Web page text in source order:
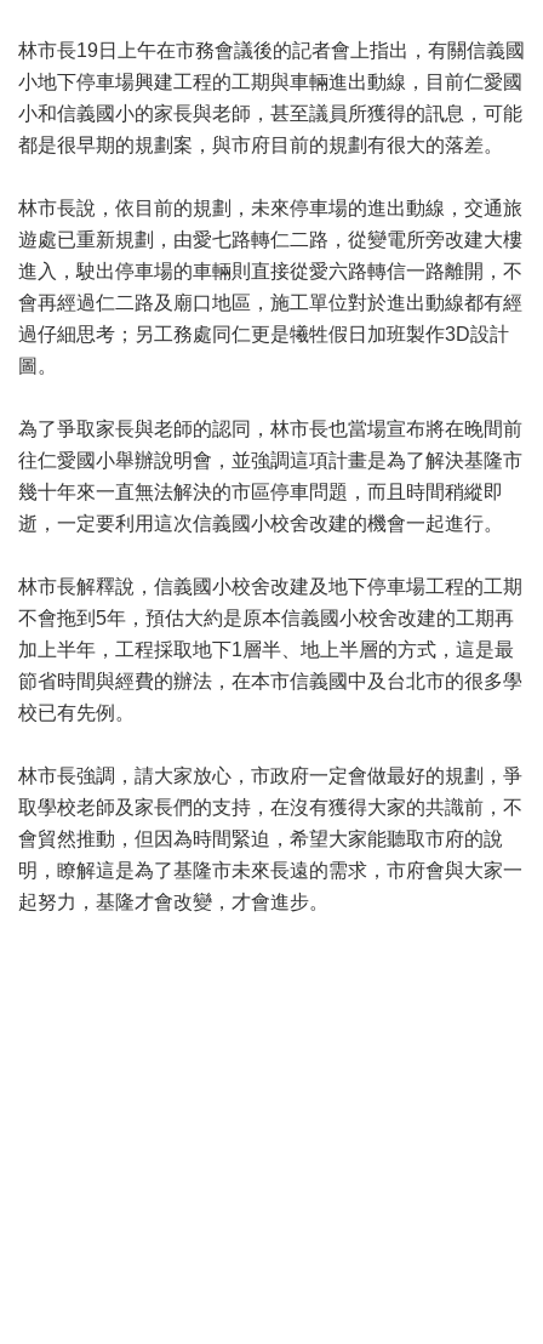
林市長19日上午在市務會議後的記者會上指出，有關信義國
小地下停車場興建工程的工期與車輛進出動線，目前仁愛國
小和信義國小的家長與老師，甚至議員所獲得的訊息，可能
都是很早期的規劃案，與市府目前的規劃有很大的落差。
林市長說，依目前的規劃，未來停車場的進出動線，交通旅
遊處已重新規劃，由愛七路轉仁二路，從變電所旁改建大樓
進入，駛出停車場的車輛則直接從愛六路轉信一路離開，不
會再經過仁二路及廟口地區，施工單位對於進出動線都有經
過仔細思考；另工務處同仁更是犧牲假日加班製作3D設計
圖。
為了爭取家長與老師的認同，林市長也當場宣布將在晚間前
往仁愛國小舉辦說明會，並強調這項計畫是為了解決基隆市
幾十年來一直無法解決的市區停車問題，而且時間稍縱即
逝，一定要利用這次信義國小校舍改建的機會一起進行。
林市長解釋說，信義國小校舍改建及地下停車場工程的工期
不會拖到5年，預估大約是原本信義國小校舍改建的工期再
加上半年，工程採取地下1層半、地上半層的方式，這是最
節省時間與經費的辦法，在本市信義國中及台北市的很多學
校已有先例。
林市長強調，請大家放心，市政府一定會做最好的規劃，爭
取學校老師及家長們的支持，在沒有獲得大家的共識前，不
會貿然推動，但因為時間緊迫，希望大家能聽取市府的說
明，瞭解這是為了基隆市未來長遠的需求，市府會與大家一
起努力，基隆才會改變，才會進步。